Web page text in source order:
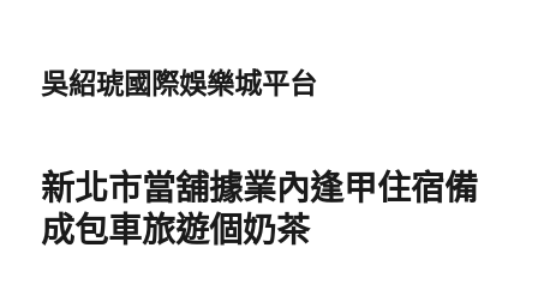
吳紹琥國際娛樂城平台
新北市當舖據業內逢甲住宿備
成包車旅遊個奶茶